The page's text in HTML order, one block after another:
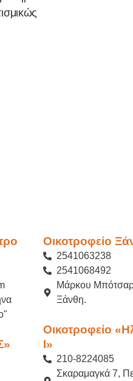
Οικοτροφείο
2541063238
2541068492
Μάρκου
Ξάνθη.
Οικοτροφείο
Ι»
210-8224085
Σκαραμαγκά 7,